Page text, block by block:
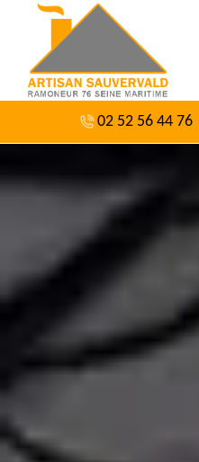
02 52 56 44 76